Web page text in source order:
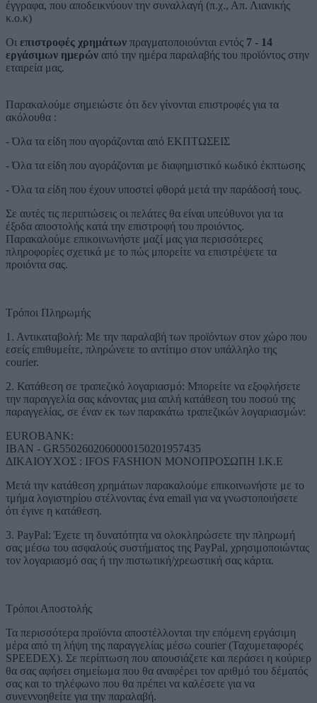
έγγραφα, που αποδεικνύουν την συναλλαγή (π.χ., Απ. Λιανικής
κ.ο.κ)
Οι επιστροφές χρημάτων πραγματοποιούνται εντός 7 - 14
εργάσιμων ημερών από την ημέρα παραλαβής του προϊόντος στην
εταιρεία μας.
Παρακαλούμε σημειώστε ότι δεν γίνονται επιστροφές για τα
ακόλουθα :
- Όλα τα είδη που αγοράζονται από ΕΚΠΤΩΣΕΙΣ
- Όλα τα είδη που αγοράζονται με διαφημιστικό κωδικό έκπτωσης
- Όλα τα είδη που έχουν υποστεί φθορά μετά την παράδοσή τους.
Σε αυτές τις περιπτώσεις οι πελάτες θα είναι υπεύθυνοι για τα
έξοδα αποστολής κατά την επιστροφή του προιόντος.
Παρακαλούμε επικοινωνήστε μαζί μας για περισσότερες
πληροφορίες σχετικά με το πώς μπορείτε να επιστρέψετε τα
προιόντα σας.
Τρόποι Πληρωμής
1. Αντικαταβολή: Με την παραλαβή των προϊόντων στον χώρο που
εσείς επιθυμείτε, πληρώνετε το αντίτιμο στον υπάλληλο της
courier.
2. Κατάθεση σε τραπεζικό λογαριασμό: Μπορείτε να εξοφλήσετε
την παραγγελία σας κάνοντας μια απλή κατάθεση του ποσού της
παραγγελίας, σε έναν εκ των παρακάτω τραπεζικών λογαριασμών:
EUROBANK:
IBAN - GR5502602060000150201957435
ΔΙΚΑΙΟΥΧΟΣ : IFOS FASHION ΜΟΝΟΠΡΟΣΩΠΗ Ι.Κ.Ε
Μετά την κατάθεση χρημάτων παρακαλούμε επικοινωνήστε με το
τμήμα λογιστηρίου στέλνοντας ένα email για να γνωστοποιήσετε
ότι έγινε η κατάθεση.
3. PayPal: Έχετε τη δυνατότητα να ολοκληρώσετε την πληρωμή
σας μέσω του ασφαλούς συστήματος της PayPal, χρησιμοποιώντας
τον λογαριασμό σας ή την πιστωτική/χρεωστική σας κάρτα.
Τρόποι Αποστολής
Τα περισσότερα προϊόντα αποστέλλονται την επόμενη εργάσιμη
μέρα από τη λήψη της παραγγελίας μέσω courier (Ταχυμεταφορές
SPEEDEX). Σε περίπτωση που απουσιάζετε και περάσει η κούριερ
θα σας αφήσει σημείωμα που θα αναφέρει τον αριθμό του δέματός
σας και το τηλέφωνο που θα πρέπει να καλέσετε για να
συνεννοηθείτε για την παραλαβή.